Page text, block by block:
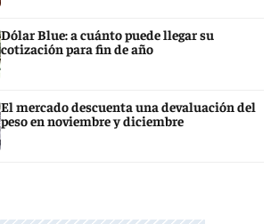
Dólar Blue: a cuánto puede llegar su
cotización para fin de año
El mercado descuenta una devaluación del
peso en noviembre y diciembre